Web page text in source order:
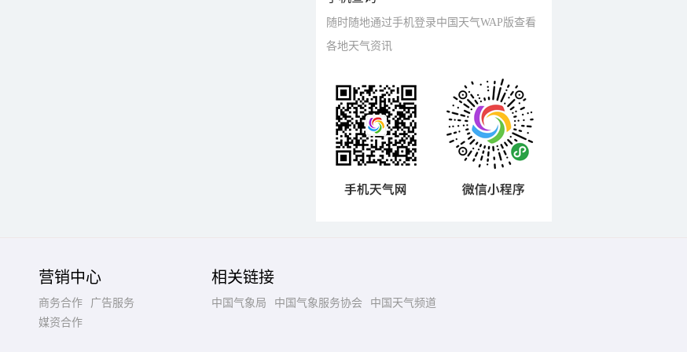
随时随地通过手机登录中国天气WAP版查看
各地天气资讯
营销中心
商务合作
广告服务
媒资合作
相关链接
中国气象局 中国气象服务协会 中国天气频道